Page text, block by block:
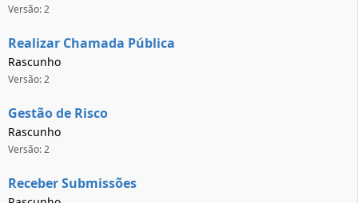
Versão: 2
Realizar Chamada Pública
Rascunho
Versão: 2
Gestão de Risco
Rascunho
Versão: 2
Receber Submissões